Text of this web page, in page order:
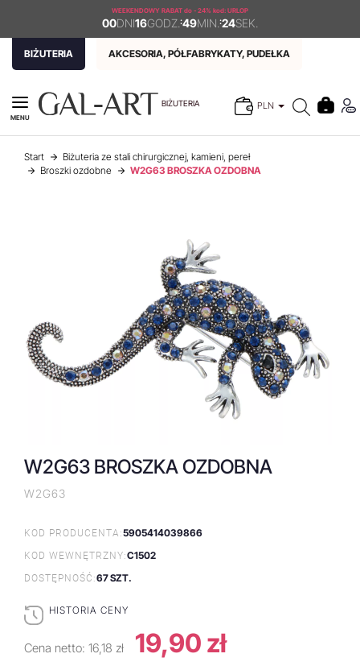
WEEKENDOWY RABAT do - 24% kod: URLOP
00DNI16GODZ. :49MIN. :24SEK.
BIŻUTERIA AKCESORIA, PÓŁFABRYKATY, PUDEŁKA
BIŻUTERIA PLN
MENU
Start
Biżuteria ze stali chirurgicznej, kamieni, pereł
Broszki ozdobne
W2G63 BROSZKA OZDOBNA
W2G63 BROSZKA OZDOBNA
W2G63
KOD PRODUCENTA:5905414039866
KOD WEWNĘTRZNY:C1502
DOSTĘPNOŚĆ:67 SZT.
HISTORIA CENY
Cena netto: 16,18 zł 19,90 zł